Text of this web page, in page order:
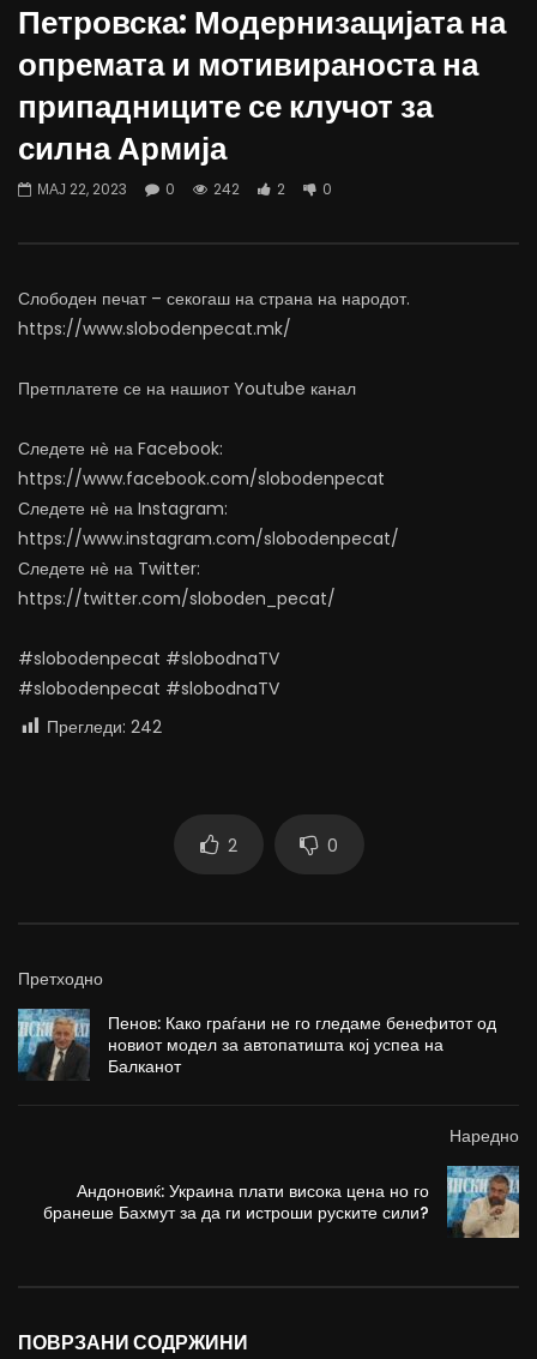
медијација треба да биде изменет во
неговиот состав
ЈУНИ 24, 2024
0
404 1 0
23:23
одиграа една
Петровска: Модернизацијата на
опремата и мотивираноста на
припадниците се клучот за
силна Армија
МАЈ 22, 2023 0 242 2 0
Слободен печат – секогаш на страна на народот.
https://www.slobodenpecat.mk/
Претплатете се на нашиот Youtube канал
Следете нѐ на Facebook:
https://www.facebook.com/slobodenpecat
Следете нѐ на Instagram:
https://www.instagram.com/slobodenpecat/
Следете нѐ на Twitter:
https://twitter.com/sloboden_pecat/
#slobodenpecat #slobodnaTV
#slobodenpecat #slobodnaTV
Прегледи: 242
2 0
Претходно
Пенов: Како граѓани не го гледаме бенефитот од
новиот модел за автопатишта кој успеа на
Балканот
Наредно
Андоновиќ: Украина плати висока цена но го
бранеше Бахмут за да ги истроши руските сили?
ПОВРЗАНИ СОДРЖИНИ